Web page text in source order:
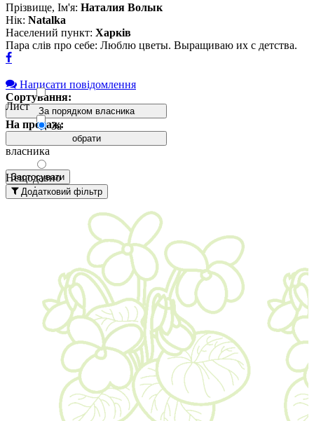
Прізвище, Ім'я: Наталия Волык
Нік: Natalka
Населений пункт: Харків
Пара слів про себе: Люблю цветы. Выращиваю их с детства.
Написати повідомлення
Сортування:
За порядком власника
За
власника
Нещодавно
додані
вгорі
За
назвою Я-
На продаж:
обрати
Лист
Дітка
Застосувати
Додатковий фільтр